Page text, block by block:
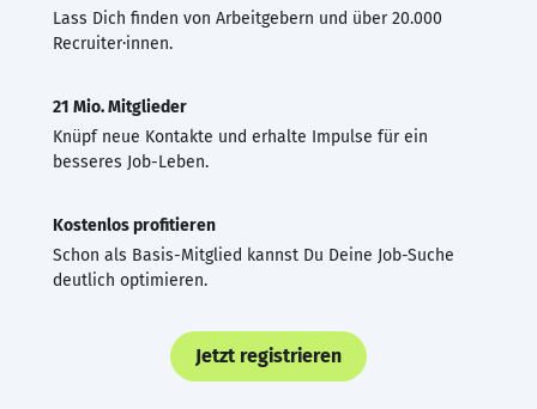
Lass Dich finden von Arbeitgebern und über 20.000
Recruiter·innen.
21 Mio. Mitglieder
Knüpf neue Kontakte und erhalte Impulse für ein
besseres Job-Leben.
Kostenlos profitieren
Schon als Basis-Mitglied kannst Du Deine Job-Suche
deutlich optimieren.
Jetzt registrieren